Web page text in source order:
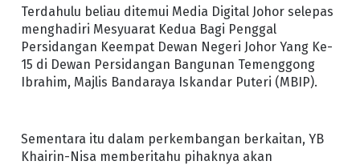
Terdahulu beliau ditemui Media Digital Johor selepas
menghadiri Mesyuarat Kedua Bagi Penggal
Persidangan Keempat Dewan Negeri Johor Yang Ke-
15 di Dewan Persidangan Bangunan Temenggong
Ibrahim, Majlis Bandaraya Iskandar Puteri (MBIP).
Sementara itu dalam perkembangan berkaitan, YB
Khairin-Nisa memberitahu pihaknya akan